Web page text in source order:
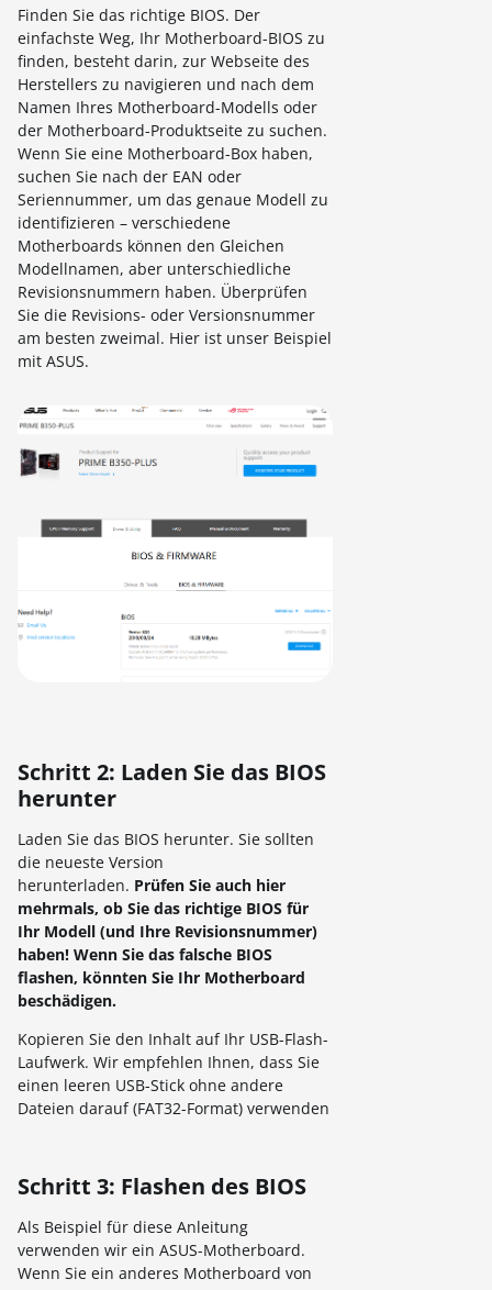
Finden Sie das richtige BIOS. Der
einfachste Weg, Ihr Motherboard-BIOS zu
finden, besteht darin, zur Webseite des
Herstellers zu navigieren und nach dem
Namen Ihres Motherboard-Modells oder
der Motherboard-Produktseite zu suchen.
Wenn Sie eine Motherboard-Box haben,
suchen Sie nach der EAN oder
Seriennummer, um das genaue Modell zu
identifizieren – verschiedene
Motherboards können den Gleichen
Modellnamen, aber unterschiedliche
Revisionsnummern haben. Überprüfen
Sie die Revisions- oder Versionsnummer
am besten zweimal. Hier ist unser Beispiel
mit ASUS.
Schritt 2: Laden Sie das BIOS
herunter
Laden Sie das BIOS herunter. Sie sollten
die neueste Version
herunterladen. Prüfen Sie auch hier
mehrmals, ob Sie das richtige BIOS für
Ihr Modell (und Ihre Revisionsnummer)
haben! Wenn Sie das falsche BIOS
flashen, könnten Sie Ihr Motherboard
beschädigen.
Kopieren Sie den Inhalt auf Ihr USB-Flash-
Laufwerk. Wir empfehlen Ihnen, dass Sie
einen leeren USB-Stick ohne andere
Dateien darauf (FAT32-Format) verwenden
Schritt 3: Flashen des BIOS
Als Beispiel für diese Anleitung
verwenden wir ein ASUS-Motherboard.
Wenn Sie ein anderes Motherboard von